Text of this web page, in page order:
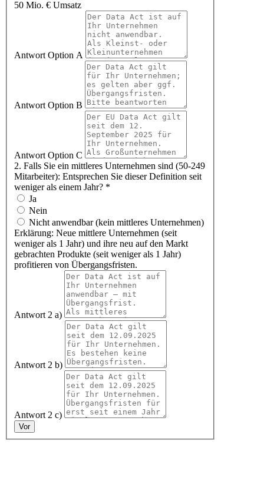
50 Mio. € Umsatz
Antwort Option A
Antwort Option B
Antwort Option C
2. Falls Sie ein mittleres Unternehmen sind (50-249
Mitarbeiter): Entsprechen Sie dieser Definition seit
weniger als einem Jahr? *
Ja
Nein
Nicht anwendbar (kein mittleres Unternehmen)
Erklärung: Neue mittlere Unternehmen (seit
weniger als 1 Jahr) und ihre neu auf den Markt
gebrachten Produkte (seit weniger als 1 Jahr)
profitieren von Übergangsfristen.
Antwort 2 a)
Antwort 2 b)
Antwort 2 c)
Vor